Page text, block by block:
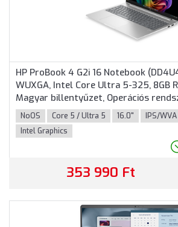
HP ProBook 4 G2i 16 Notebook
WUXGA, Intel Core Ultra 5-325, 8GB
Magyar billentyűzet, Operációs
garancia, Ezüst színben
NoOS Core 5 / Ultra 5 16.0" IPS/WVA
Intel Graphics
353 990 Ft